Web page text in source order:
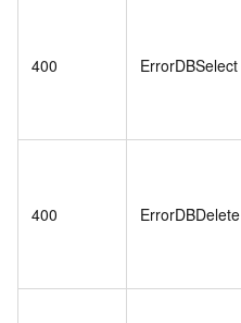
400 ErrorDBSelect
400 ErrorDBDelete